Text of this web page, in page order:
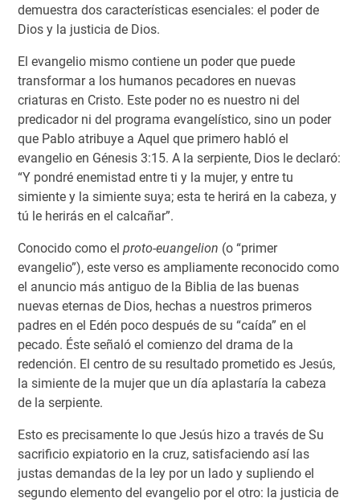
demuestra dos características esenciales: el poder de
Dios y la justicia de Dios.
El evangelio mismo contiene un poder que puede
transformar a los humanos pecadores en nuevas
criaturas en Cristo. Este poder no es nuestro ni del
predicador ni del programa evangelístico, sino un poder
que Pablo atribuye a Aquel que primero habló el
evangelio en Génesis 3:15. A la serpiente, Dios le declaró:
“Y pondré enemistad entre ti y la mujer, y entre tu
simiente y la simiente suya; esta te herirá en la cabeza, y
tú le herirás en el calcañar”.
Conocido como el proto-euangelion (o “primer
evangelio”), este verso es ampliamente reconocido como
el anuncio más antiguo de la Biblia de las buenas
nuevas eternas de Dios, hechas a nuestros primeros
padres en el Edén poco después de su “caída” en el
pecado. Éste señaló el comienzo del drama de la
redención. El centro de su resultado prometido es Jesús,
la simiente de la mujer que un día aplastaría la cabeza
de la serpiente.
Esto es precisamente lo que Jesús hizo a través de Su
sacrificio expiatorio en la cruz, satisfaciendo así las
justas demandas de la ley por un lado y supliendo el
segundo elemento del evangelio por el otro: la justicia de